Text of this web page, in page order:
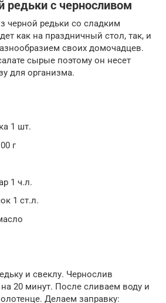
редьки с черносливом
черной редьки со сладким
как на праздничный стол, так, и
своих домочадцев.
сырые поэтому он несет
для организма.
1 шт.
г
1 ч.л.
1 ст.л.
и свеклу. Чернослив
20 минут. После сливаем воду и
Делаем заправку: